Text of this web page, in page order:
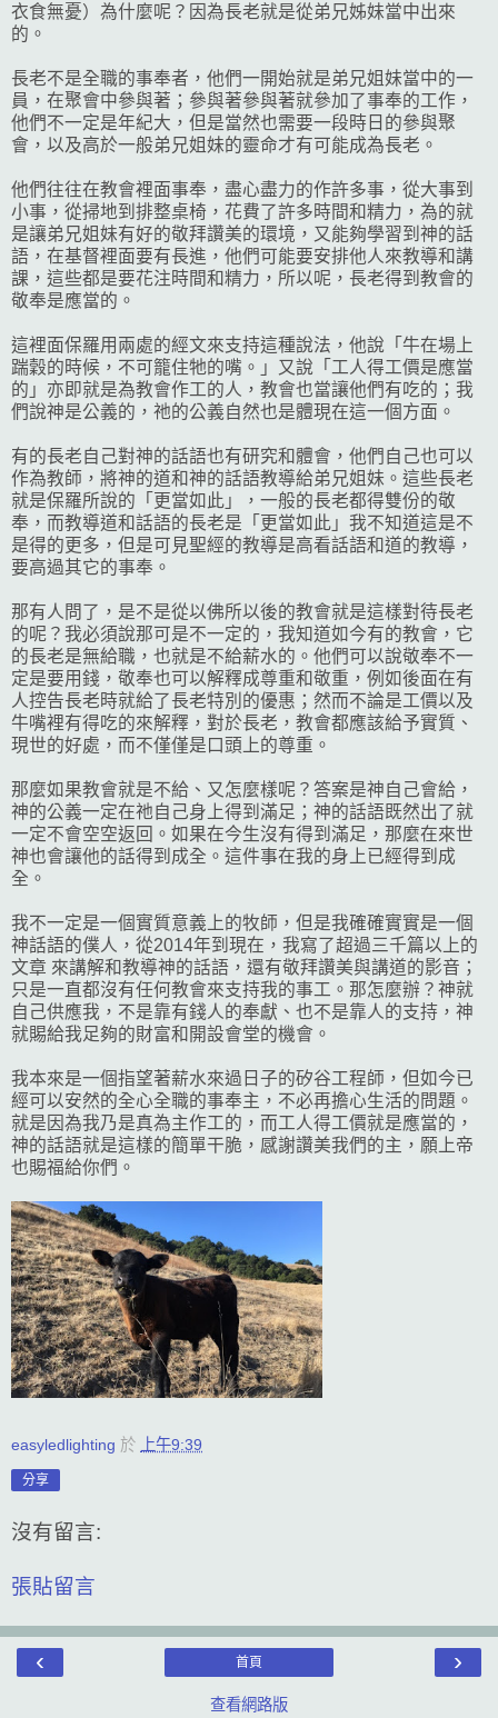
衣食無憂）為什麼呢？因為長老就是從弟兄姊妹當中出來
的。
長老不是全職的事奉者，他們一開始就是弟兄姐妹當中的一
員，在聚會中參與著；參與著參與著就參加了事奉的工作，
他們不一定是年紀大，但是當然也需要一段時日的參與聚
會，以及高於一般弟兄姐妹的靈命才有可能成為長老。
他們往往在教會裡面事奉，盡心盡力的作許多事，從大事到
小事，從掃地到排整桌椅，花費了許多時間和精力，為的就
是讓弟兄姐妹有好的敬拜讚美的環境，又能夠學習到神的話
語，在基督裡面要有長進，他們可能要安排他人來教導和講
課，這些都是要花注時間和精力，所以呢，長老得到教會的
敬奉是應當的。
這裡面保羅用兩處的經文來支持這種說法，他說「牛在場上
踹穀的時候，不可籠住牠的嘴。」又說「工人得工價是應當
的」亦即就是為教會作工的人，教會也當讓他們有吃的；我
們說神是公義的，祂的公義自然也是體現在這一個方面。
有的長老自己對神的話語也有研究和體會，他們自己也可以
作為教師，將神的道和神的話語教導給弟兄姐妹。這些長老
就是保羅所說的「更當如此」，一般的長老都得雙份的敬
奉，而教導道和話語的長老是「更當如此」我不知道這是不
是得的更多，但是可見聖經的教導是高看話語和道的教導，
要高過其它的事奉。
那有人問了，是不是從以佛所以後的教會就是這樣對待長老
的呢？我必須說那可是不一定的，我知道如今有的教會，它
的長老是無給職，也就是不給薪水的。他們可以說敬奉不一
定是要用錢，敬奉也可以解釋成尊重和敬重，例如後面在有
人控告長老時就給了長老特別的優惠；然而不論是工價以及
牛嘴裡有得吃的來解釋，對於長老，教會都應該給予實質、
現世的好處，而不僅僅是口頭上的尊重。
那麼如果教會就是不給、又怎麼樣呢？答案是神自己會給，
神的公義一定在祂自己身上得到滿足；神的話語既然出了就
一定不會空空返回。如果在今生沒有得到滿足，那麼在來世
神也會讓他的話得到成全。這件事在我的身上已經得到成
全。
我不一定是一個實質意義上的牧師，但是我確確實實是一個
神話語的僕人，從2014年到現在，我寫了超過三千篇以上的
文章 來講解和教導神的話語，還有敬拜讚美與講道的影音；
只是一直都沒有任何教會來支持我的事工。那怎麼辦？神就
自己供應我，不是靠有錢人的奉獻、也不是靠人的支持，神
就賜給我足夠的財富和開設會堂的機會。
我本來是一個指望著薪水來過日子的矽谷工程師，但如今已
經可以安然的全心全職的事奉主，不必再擔心生活的問題。
就是因為我乃是真為主作工的，而工人得工價就是應當的，
神的話語就是這樣的簡單干脆，感謝讚美我們的主，願上帝
也賜福給你們。
easyledlighting 於 上午9:39
分享
沒有留言:
張貼留言
‹ ›
首頁
查看網路版